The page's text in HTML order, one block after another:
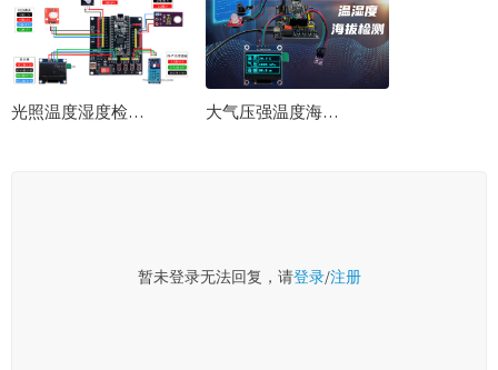
光照温度湿度检测显示阈值控制Pico-RP2040使用Python编程实战开发教程 大气压强温度海拔检测显示阈值控制Pico-RP2040使用Python编程实战开发教程
暂未登录无法回复，请登录/注册